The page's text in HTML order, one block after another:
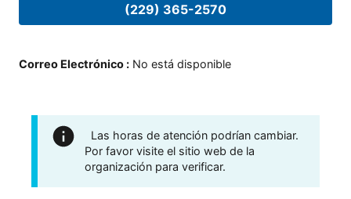
(229) 365-2570
Correo Electrónico : No está disponible
Las horas de atención podrían cambiar.
Por favor visite el sitio web de la
organización para verificar.